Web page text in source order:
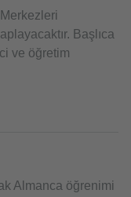
Başlıca
ve öğretim
Almanca öğrenimi